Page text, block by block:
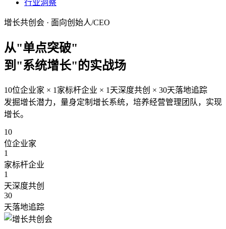
行业洞察
增长共创会 · 面向创始人/CEO
从"单点突破"
到"系统增长"的实战场
10位企业家 × 1家标杆企业 × 1天深度共创 × 30天落地追踪
发掘增长潜力，量身定制增长系统，培养经营管理团队，实现
增长。
10
位企业家
1
家标杆企业
1
天深度共创
30
天落地追踪